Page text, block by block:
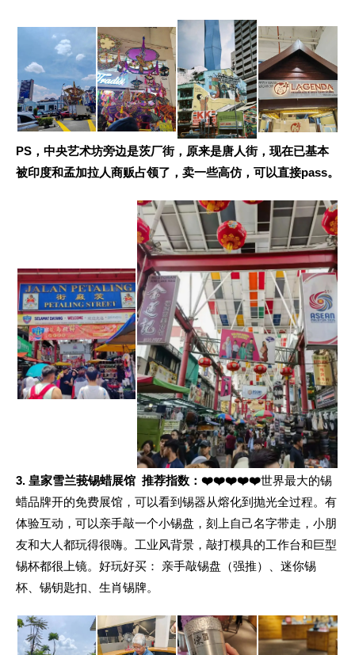
PS，中央艺术坊旁边是茨厂街，原来是唐人街，现在已基本
被印度和孟加拉人商贩占领了，卖一些高仿，可以直接pass。
3. 皇家雪兰莪锡蜡展馆 推荐指数：❤️❤️❤️❤️❤️世界最大的锡
蜡品牌开的免费展馆，可以看到锡器从熔化到抛光全过程。有
体验互动，可以亲手敲一个小锡盘，刻上自己名字带走，小朋
友和大人都玩得很嗨。工业风背景，敲打模具的工作台和巨型
锡杯都很上镜。好玩好买：
亲手敲锡盘（强推）、迷你锡
杯、锡钥匙扣、生肖锡牌。